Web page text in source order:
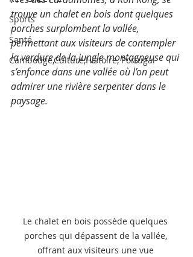
Sports
Santé
Cambodge,Culture,Histoire, Portugal
trouve un chalet en bois dont quelques
porches surplombent la vallée,
permettant aux visiteurs de contempler
la verdure de la jungle montagneuse qui
s’enfonce dans une vallée où l’on peut
admirer une rivière serpenter dans le
paysage.
Le chalet en bois possède quelques
porches qui dépassent de la vallée,
offrant aux visiteurs une vue